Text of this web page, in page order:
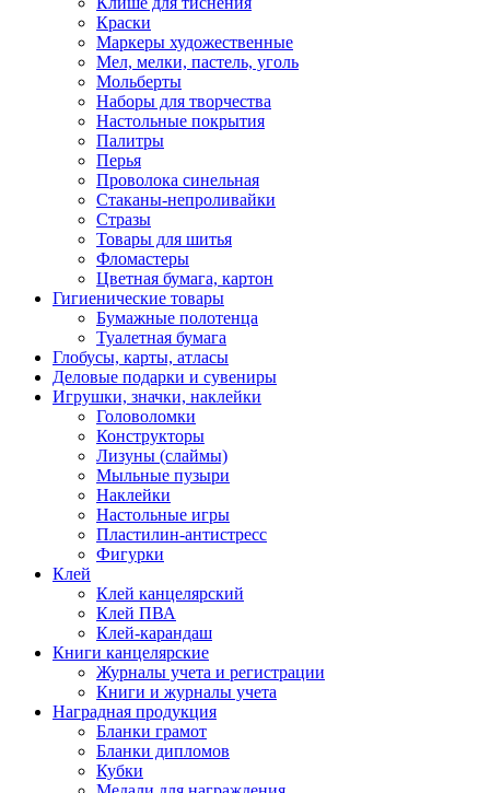
Краски
Маркеры художественные
Мел, мелки, пастель, уголь
Мольберты
Наборы для творчества
Настольные покрытия
Палитры
Перья
Проволока синельная
Стаканы-непроливайки
Стразы
Товары для шитья
Фломастеры
Цветная бумага, картон
Гигиенические товары
Бумажные полотенца
Туалетная бумага
Глобусы, карты, атласы
Деловые подарки и сувениры
Игрушки, значки, наклейки
Головоломки
Конструкторы
Лизуны (слаймы)
Мыльные пузыри
Наклейки
Настольные игры
Пластилин-антистресс
Фигурки
Клей
Клей канцелярский
Клей ПВА
Клей-карандаш
Книги канцелярские
Журналы учета и регистрации
Книги и журналы учета
Наградная продукция
Бланки грамот
Бланки дипломов
Кубки